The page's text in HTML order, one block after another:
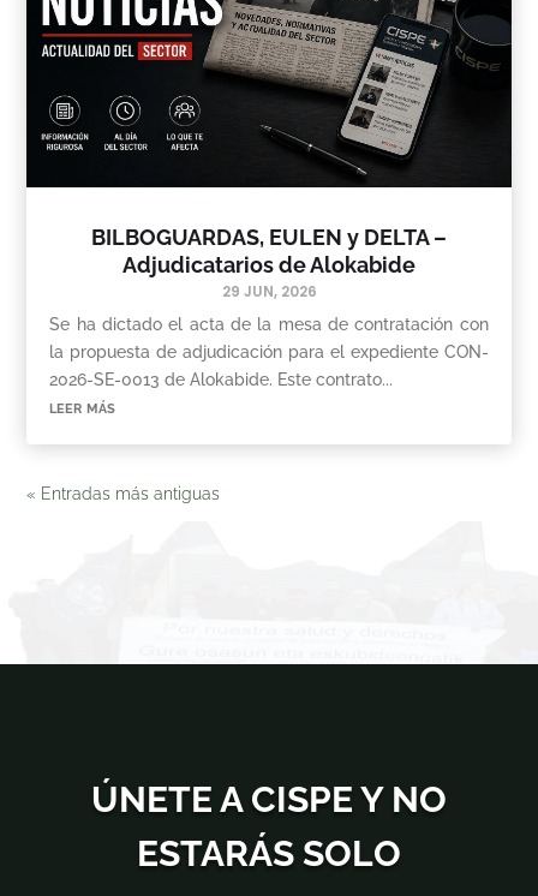
BILBOGUARDAS, EULEN y DELTA –
Adjudicatarios de Alokabide
29 JUN, 2026
Se ha dictado el acta de la mesa de contratación con
la propuesta de adjudicación para el expediente CON-
2026-SE-0013 de Alokabide. Este contrato...
leer más
« Entradas más antiguas
ÚNETE A CISPE Y NO
ESTARÁS SOLO